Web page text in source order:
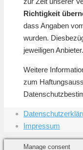
Richtigkeit
dass Angaben
wurden.
jeweiligen Anbieter.
Weitere
zum
Impressum
Manage consent